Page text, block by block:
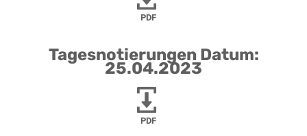
PDF
Tagesnotierungen Datum:
25.04.2023
PDF